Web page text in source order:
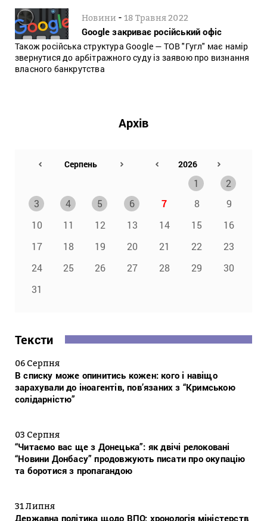
Новини -18 Травня 2022
Google закриває російський офіс
Також російська структура Google — ТОВ "Гугл" має намір
звернутися до арбітражного суду із заявою про визнання
власного банкрутства
Архів
1
2
3
4 5 6 7 8
9
10
11 12 13 14 15
16
17
18 19 20 21 22
23
24
25 26 27 28 29
30
31
Тексти
06 Серпня
В списку може опинитись кожен: кого і навіщо
зарахували до іноагентів, пов’язаних з “Кримською
солідарністю”
03 Серпня
“Читаємо вас ще з Донецька”: як двічі релоковані
“Новини Донбасу” продовжують писати про окупацію
та боротися з пропагандою
31 Липня
Державна політика щодо ВПО: хронологія міністерств